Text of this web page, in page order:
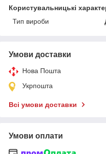
Користувальницькі
Тип вироби
Умови доставки
Нова Пошта
Укрпошта
Всі умови доставки
Умови оплати